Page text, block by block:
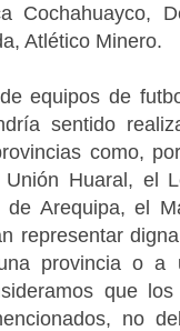
Cochahuayco,
Atlético Minero.
equipos de
sentido
como,
Huaral, el
Arequipa, el
representar
provincia o
que
no